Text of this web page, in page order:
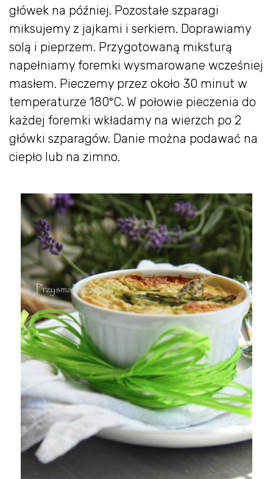
główek na później. Pozostałe szparagi
miksujemy z jajkami i serkiem. Doprawiamy
solą i pieprzem. Przygotowaną miksturą
napełniamy foremki wysmarowane wcześniej
masłem. Pieczemy przez około 30 minut w
temperaturze 180°C. W połowie pieczenia do
każdej foremki wkładamy na wierzch po 2
główki szparagów. Danie można podawać na
ciepło lub na zimno.